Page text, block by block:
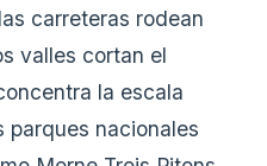
carreteras rodean
valles cortan el
la escala
parques nacionales